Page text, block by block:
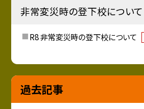
非常変災時の登下校について
R8 非常変災時の登下校について
過去記事